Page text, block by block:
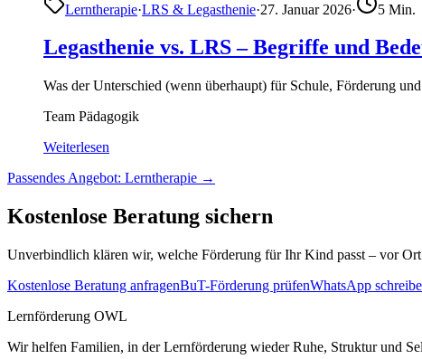
Lerntherapie·LRS & Legasthenie·27. Januar 2026· 5 Min.
Legasthenie vs. LRS – Begriffe und
Was der Unterschied (wenn überhaupt) für Schule, Förderung
Team Pädagogik
Weiterlesen
Passendes Angebot: Lerntherapie →
Kostenlose Beratung sichern
Unverbindlich klären wir, welche Förderung für Ihr Kind passt – vor
Kostenlose Beratung anfragenBuT-Förderung prüfenWhatsApp
Lernförderung OWL
Wir helfen Familien, in der Lernförderung wieder Ruhe, Struktur und